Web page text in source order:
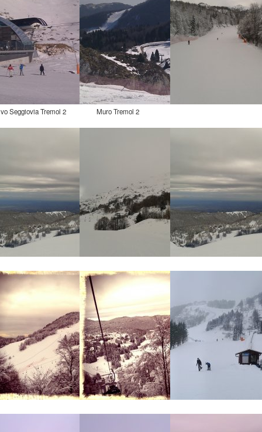
Seggiovia Tremol 2 Muro Tremol 2